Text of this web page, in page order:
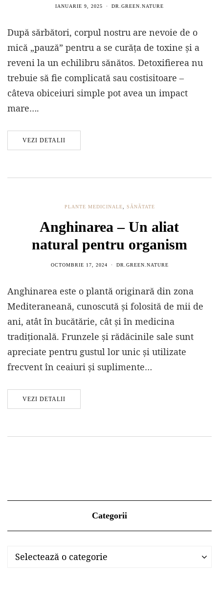
IANUARIE 9, 2025 DR.GREEN.NATURE
După sărbători, corpul nostru are nevoie de o
mică „pauză” pentru a se curăța de toxine și a
reveni la un echilibru sănătos. Detoxifierea nu
trebuie să fie complicată sau costisitoare –
câteva obiceiuri simple pot avea un impact
mare….
VEZI DETALII
PLANTE MEDICINALE SĂNĂTATE
Anghinarea – Un aliat
natural pentru organism
OCTOMBRIE 17, 2024 DR.GREEN.NATURE
Anghinarea este o plantă originară din zona
Mediteraneană, cunoscută și folosită de mii de
ani, atât în bucătărie, cât și în medicina
tradițională. Frunzele și rădăcinile sale sunt
apreciate pentru gustul lor unic și utilizate
frecvent în ceaiuri și suplimente…
VEZI DETALII
Categorii
Categorii
Selectează o categorie
Categorii